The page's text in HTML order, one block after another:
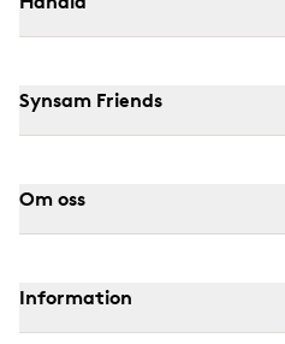
Synsam Friends
Om oss
Information